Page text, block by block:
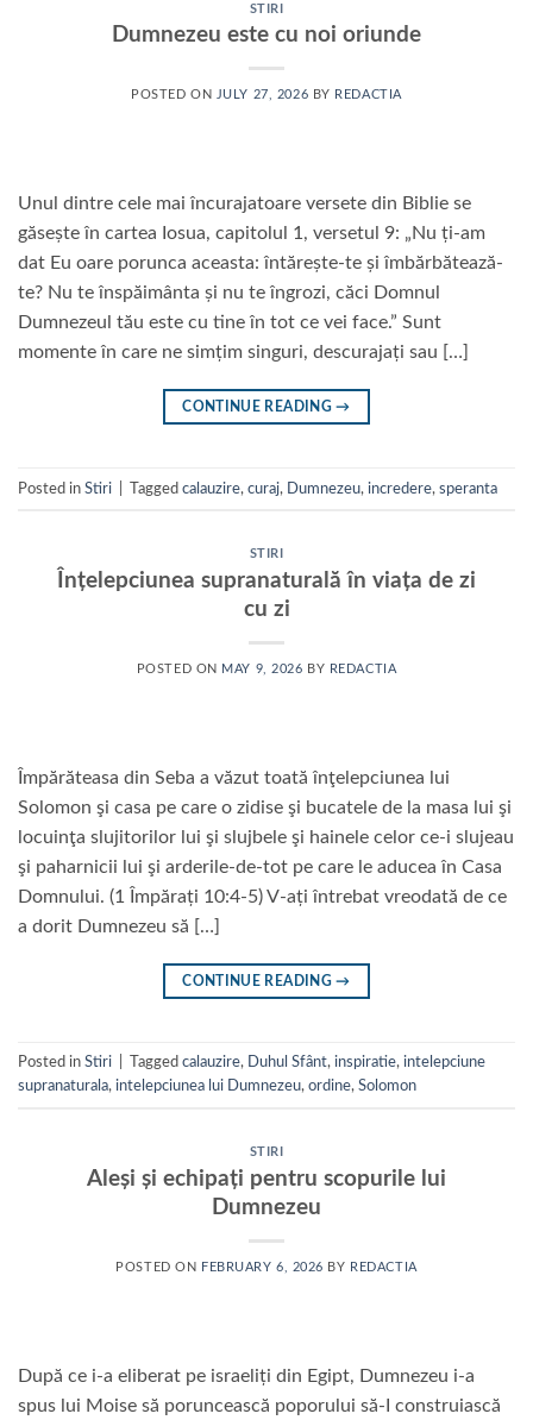
STIRI
Dumnezeu este cu noi oriunde
POSTED ON JULY 27, 2026 BY REDACTIA
Unul dintre cele mai încurajatoare versete din Biblie se
găsește în cartea Iosua, capitolul 1, versetul 9: „Nu ți-am
dat Eu oare porunca aceasta: întărește-te și îmbărbătează-
te? Nu te înspăimânta și nu te îngrozi, căci Domnul
Dumnezeul tău este cu tine în tot ce vei face.” Sunt
momente în care ne simțim singuri, descurajați sau […]
CONTINUE READING→
Posted in Stiri Tagged calauzire, curaj, Dumnezeu, incredere, speranta
STIRI
Înțelepciunea supranaturală în viața de zi
cu zi
POSTED ON MAY 9, 2026 BY REDACTIA
Împărăteasa din Seba a văzut toată înţelepciunea lui
Solomon şi casa pe care o zidise şi bucatele de la masa lui şi
locuinţa slujitorilor lui şi slujbele şi hainele celor ce-i slujeau
şi paharnicii lui şi arderile-de-tot pe care le aducea în Casa
Domnului. (1 Împărați 10:4-5) V-ați întrebat vreodată de ce
a dorit Dumnezeu să […]
CONTINUE READING→
Posted in Stiri Tagged calauzire, Duhul Sfânt, inspiratie, intelepciune
supranaturala, intelepciunea lui Dumnezeu, ordine, Solomon
STIRI
Aleși și echipați pentru scopurile lui
Dumnezeu
POSTED ON FEBRUARY 6, 2026 BY REDACTIA
După ce i-a eliberat pe israeliți din Egipt, Dumnezeu i-a
spus lui Moise să poruncească poporului să-I construiască